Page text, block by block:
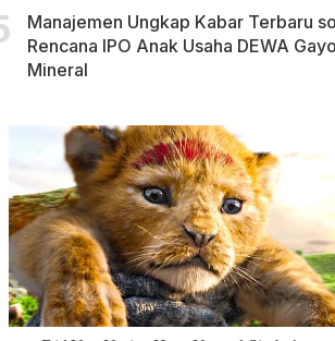
Manajemen Ungkap Kabar Terbaru
Rencana IPO Anak Usaha DEWA Gayo
Mineral